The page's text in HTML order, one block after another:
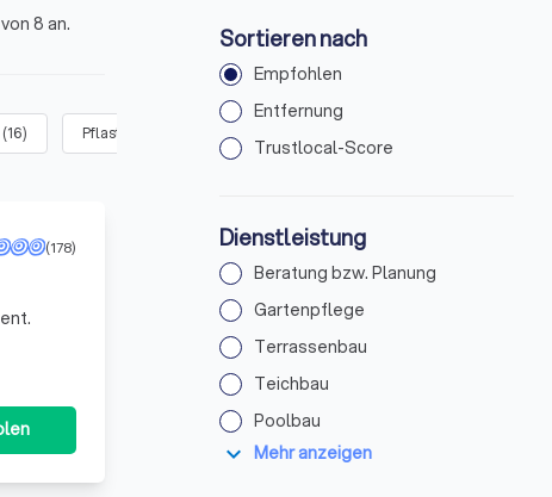
8 an.
(16) Pflasterarbeiten (z.B. kleine Wege, Einfahrt)
(178)
Sortieren nach
Empfohlen
Entfernung
Trustlocal-Score
Dienstleistung
Beratung bzw. Planung
Gartenpflege
Terrassenbau
Teichbau
Poolbau
expand_more Mehr anzeigen